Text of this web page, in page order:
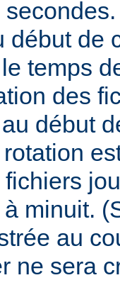
début de
temps
des
début
minuit.
au
ne sera